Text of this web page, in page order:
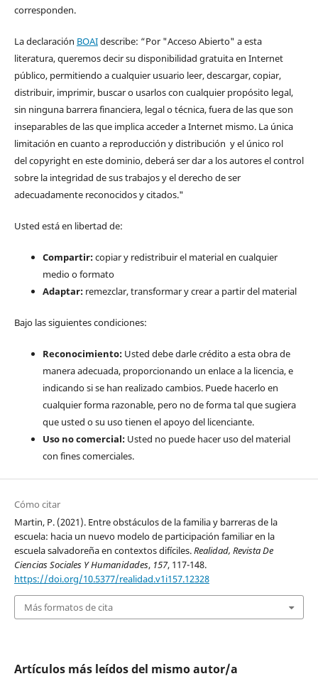
corresponden.
La declaración BOAIdescribe: “Por "Acceso Abierto" a esta
literatura, queremos decir su disponibilidad gratuita en Internet
público, permitiendo a cualquier usuario leer, descargar, copiar,
distribuir, imprimir, buscar o usarlos con cualquier propósito legal,
sin ninguna barrera financiera, legal o técnica, fuera de las que son
inseparables de las que implica acceder a Internet mismo. La única
limitación en cuanto a reproducción y distribución y el único rol
del copyright en este dominio, deberá ser dar a los autores el control
sobre la integridad de sus trabajos y el derecho de ser
adecuadamente reconocidos y citados."
Usted está en libertad de:
Compartir:copiar y redistribuir el material en cualquier
medio o formato
Adaptar:remezclar, transformar y crear a partir del material
Bajo las siguientes condiciones:
Reconocimiento:Usted debe darle crédito a esta obra de
manera adecuada, proporcionando un enlace a la licencia, e
indicando si se han realizado cambios. Puede hacerlo en
cualquier forma razonable, pero no de forma tal que sugiera
que usted o su uso tienen el apoyo del licenciante.
Uso no comercial:Usted no puede hacer uso del material
con fines comerciales.
Cómo citar
Martin, P. (2021). Entre obstáculos de la familia y barreras de la
escuela: hacia un nuevo modelo de participación familiar en la
escuela salvadoreña en contextos difíciles.Realidad, Revista De
Ciencias Sociales Y Humanidades, 157, 117-148.
https://doi.org/10.5377/realidad.v1i157.12328
Más formatos de cita
Artículos más leídos del mismo autor/a